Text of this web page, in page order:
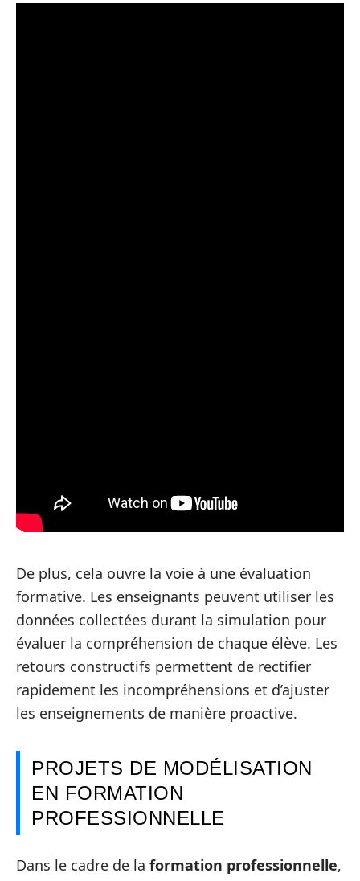
De plus, cela ouvre la voie à une évaluation
formative. Les enseignants peuvent utiliser les
données collectées durant la simulation pour
évaluer la compréhension de chaque élève. Les
retours constructifs permettent de rectifier
rapidement les incompréhensions et d’ajuster
les enseignements de manière proactive.
PROJETS DE MODÉLISATION
EN FORMATION
PROFESSIONNELLE
Dans le cadre de la formation professionnelle,